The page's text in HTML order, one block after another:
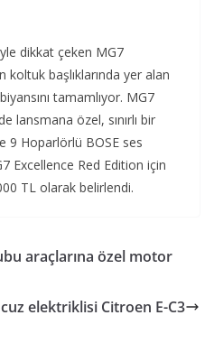
dikkat çeken MG7
koltuk başlıklarında yer alan
tamamlıyor. MG7
lansmana özel, sınırlı bir
9 Hoparlörlü BOSE ses
Excellence Red Edition için
TL olarak belirlendi.
araçlarına özel motor
elektriklisi Citroen E-C3